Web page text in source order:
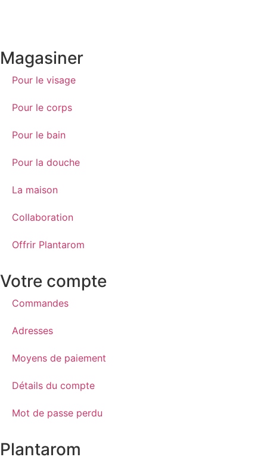
Magasiner
Pour le visage
Pour le corps
Pour le bain
Pour la douche
La maison
Collaboration
Offrir Plantarom
Votre compte
Commandes
Adresses
Moyens de paiement
Détails du compte
Mot de passe perdu
Plantarom